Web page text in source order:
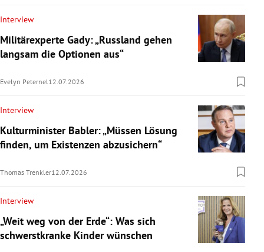
Interview
Militärexperte Gady: „Russland gehen
langsam die Optionen aus“
Evelyn Peternel12.07.2026
Interview
Kulturminister Babler: „Müssen Lösung
finden, um Existenzen abzusichern“
Thomas Trenkler12.07.2026
Interview
„Weit weg von der Erde“: Was sich
schwerstkranke Kinder wünschen